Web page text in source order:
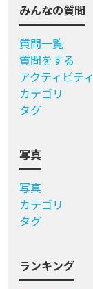
みんなの質問
質問一覧
質問をする
アクティビティ
カテゴリ
タグ
写真
写真
カテゴリ
タグ
ランキング